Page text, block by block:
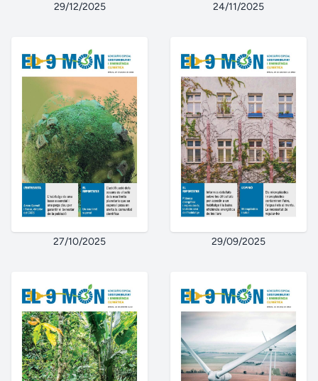
29/12/2025 24/11/2025
27/10/2025 29/09/2025